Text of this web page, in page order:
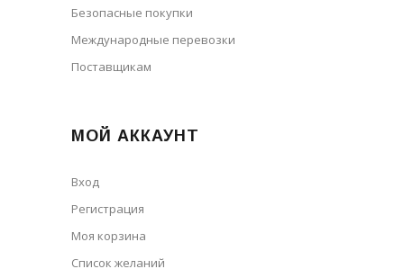
Безопасные покупки
Международные перевозки
Поставщикам
МОЙ АККАУНТ
Вход
Регистрация
Моя корзина
Cписок желаний